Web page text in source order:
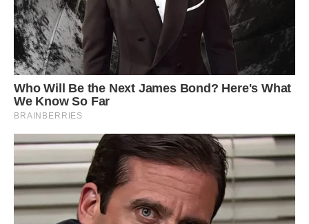
Сподобалася стаття? Поділіться з друзями на Facebook!